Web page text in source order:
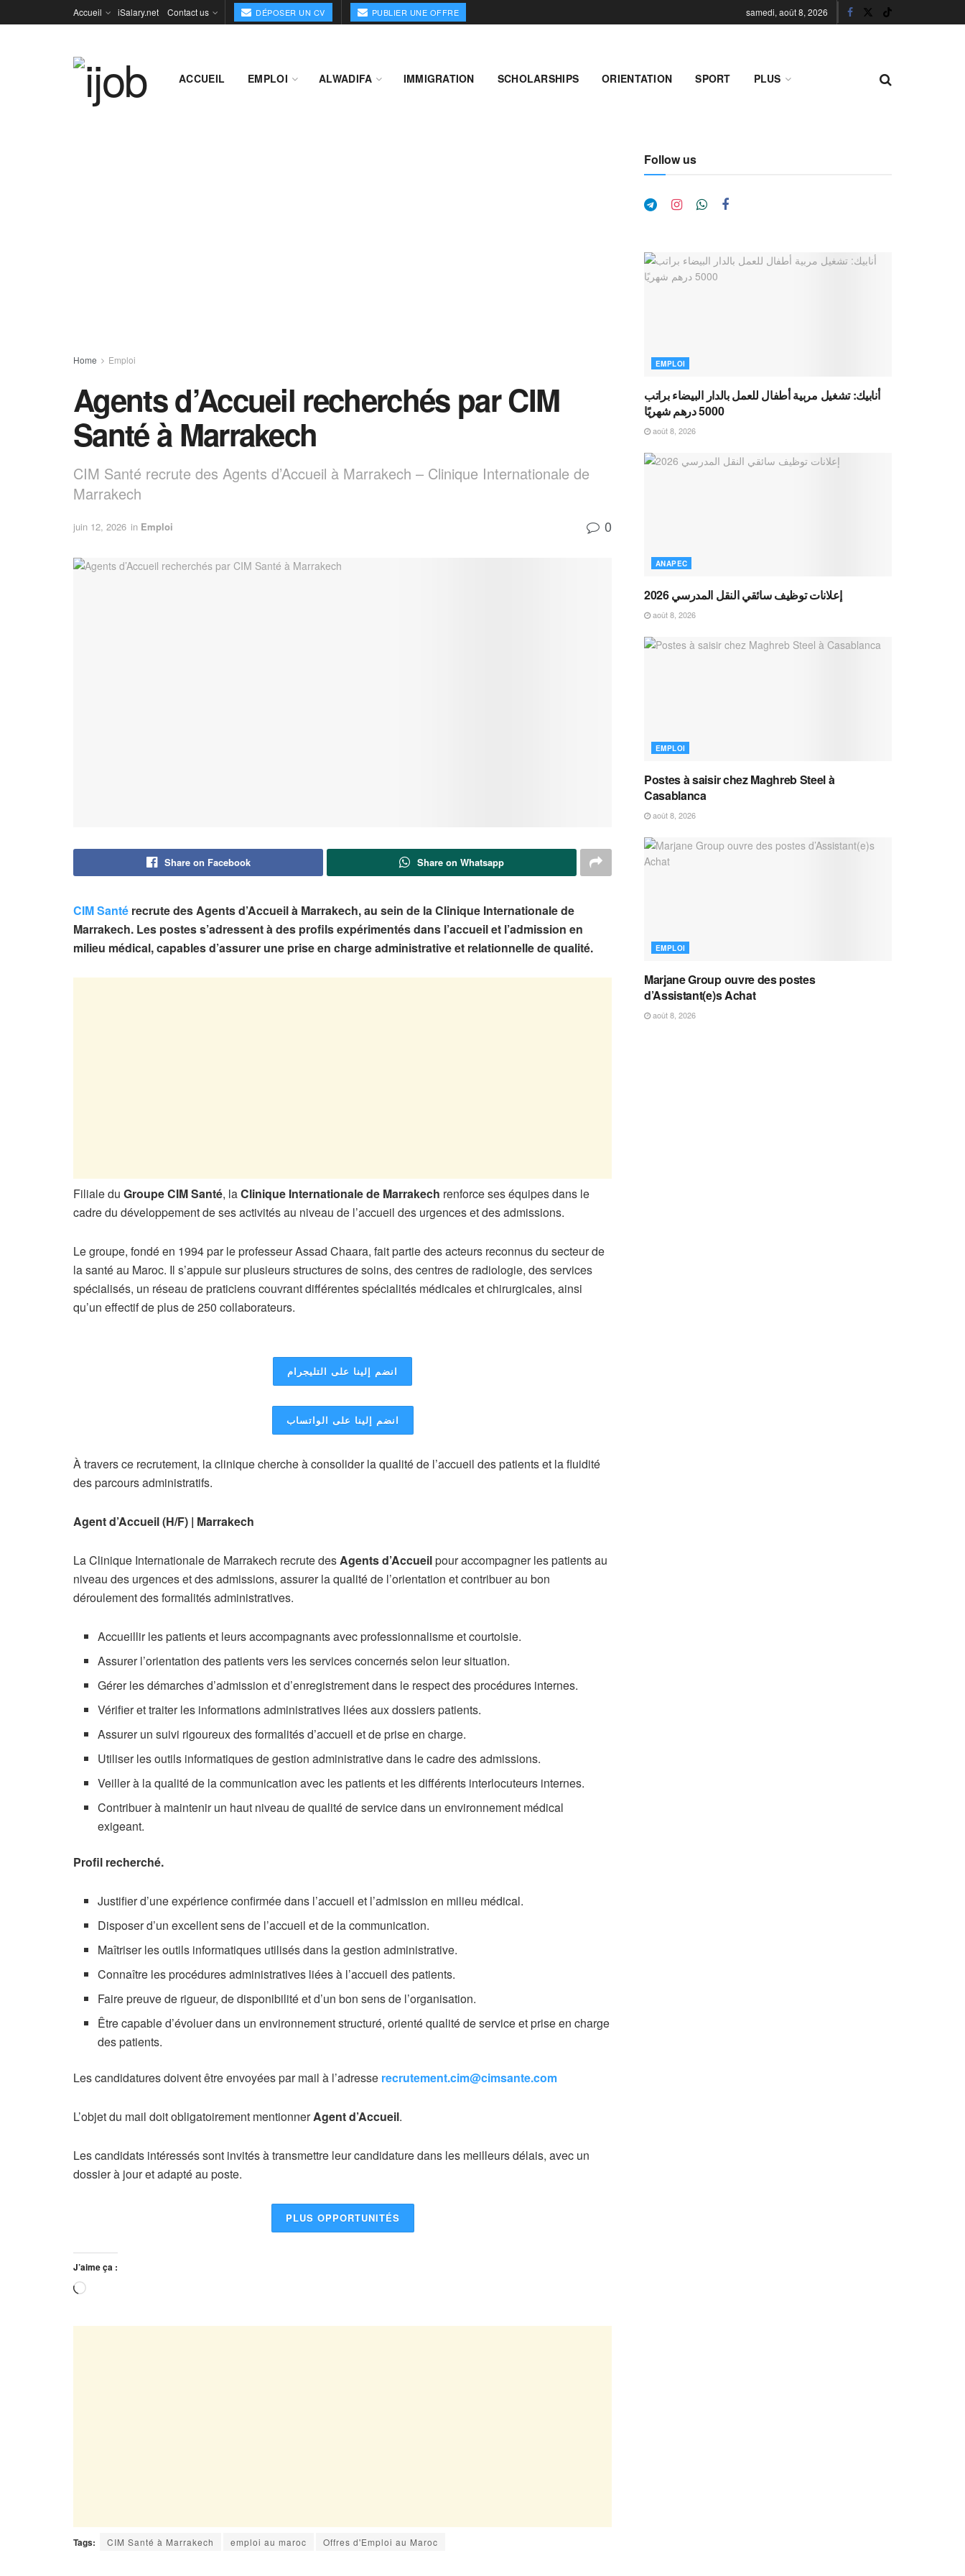
Accueil iSalary.net Contact us DÉPOSER UN CV PUBLIER UNE OFFRE samedi, août 8, 2026
ACCUEIL EMPLOI ALWADIFA IMMIGRATION SCHOLARSHIPS ORIENTATION SPORT PLUS
Home Emploi
Agents d’Accueil recherchés par CIM
Santé à Marrakech
CIM Santé recrute des Agents d’Accueil à Marrakech – Clinique Internationale de
Marrakech
juin 12, 2026 in Emploi 0
Share on Facebook Share on Whatsapp
CIM Santé recrute des Agents d’Accueil à Marrakech, au sein de la Clinique Internationale de
Marrakech. Les postes s’adressent à des profils expérimentés dans l’accueil et l’admission en
milieu médical, capables d’assurer une prise en charge administrative et relationnelle de qualité.
Filiale du Groupe CIM Santé, laClinique Internationale de Marrakech renforce ses équipes dans le
cadre du développement de ses activités au niveau de l’accueil des urgences et des admissions.
Le groupe, fondé en 1994 par le professeur Assad Chaara, fait partie des acteurs reconnus du secteur de
la santé au Maroc. Il s’appuie sur plusieurs structures de soins, des centres de radiologie, des services
spécialisés, un réseau de praticiens couvrant différentes spécialités médicales et chirurgicales, ainsi
qu’un effectif de plus de 250 collaborateurs.
انضم إلينا على التليجرام
انضم إلينا على الواتساب
À travers ce recrutement, la clinique cherche à consolider la qualité de l’accueil des patients et la fluidité
des parcours administratifs.
Agent d’Accueil (H/F) | Marrakech
La Clinique Internationale de Marrakech recrute desAgents d’Accueilpour accompagner les patients au
niveau des urgences et des admissions, assurer la qualité de l’orientation et contribuer au bon
déroulement des formalités administratives.
Accueillir les patients et leurs accompagnants avec professionnalisme et courtoisie.
Assurer l’orientation des patients vers les services concernés selon leur situation.
Gérer les démarches d’admission et d’enregistrement dans le respect des procédures internes.
Vérifier et traiter les informations administratives liées aux dossiers patients.
Assurer un suivi rigoureux des formalités d’accueil et de prise en charge.
Utiliser les outils informatiques de gestion administrative dans le cadre des admissions.
Veiller à la qualité de la communication avec les patients et les différents interlocuteurs internes.
Contribuer à maintenir un haut niveau de qualité de service dans un environnement médical
exigeant.
Profil recherché.
Justifier d’une expérience confirmée dans l’accueil et l’admission en milieu médical.
Disposer d’un excellent sens de l’accueil et de la communication.
Maîtriser les outils informatiques utilisés dans la gestion administrative.
Connaître les procédures administratives liées à l’accueil des patients.
Faire preuve de rigueur, de disponibilité et d’un bon sens de l’organisation.
Être capable d’évoluer dans un environnement structuré, orienté qualité de service et prise en charge
des patients.
Les candidatures doivent être envoyées par mail à l’adresse recrutement.cim@cimsante.com
L’objet du mail doit obligatoirement mentionnerAgent d’Accueil.
Les candidats intéressés sont invités à transmettre leur candidature dans les meilleurs délais, avec un
dossier à jour et adapté au poste.
PLUS OPPORTUNITÉS
J’aime ça :
Tags: CIM Santé à Marrakech emploi au maroc Offres d'Emploi au Maroc
Follow us
EMPLOI
أنابيك: تشغيل مربية أطفال للعمل بالدار البيضاء براتب
5000 درهم شهريًا
août 8, 2026
ANAPEC
إعلانات توظيف سائقي النقل المدرسي 2026
août 8, 2026
EMPLOI
Postes à saisir chez Maghreb Steel à
Casablanca
août 8, 2026
EMPLOI
Marjane Group ouvre des postes
d’Assistant(e)s Achat
août 8, 2026